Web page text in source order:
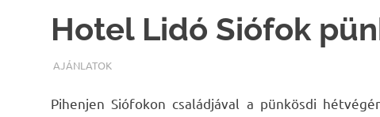
Hotel Lidó Siófok
TERMALFURDOK.COM
AJÁNLATOK
Pihenjen Siófokon családjával a pünkösdi